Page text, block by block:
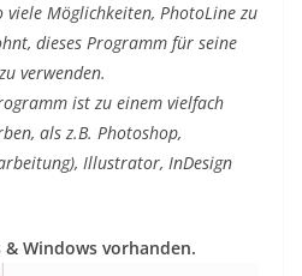
viele Möglichkeiten, PhotoLine zu
dieses Programm für seine
verwenden.
ist zu einem vielfach
als z.B. Photoshop,
Illustrator, InDesign
Windows vorhanden.